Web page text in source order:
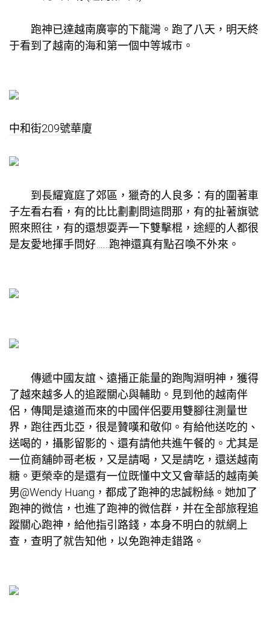
跑神已達越南廣寧的下龍灣。跑了八天，明天終
于看到了越南的海和第一個中等城市。
中和街209號華廈
到 長耀寬庭了郊區，獵奇的人良多：有的圍著車
子左看右看，有的比比劃劃問這問那，有的扯著旗號
照來照往，有的還想耍弄一下雙擊棍，途經的人都很
是友愛地揮手問好……跑神還真有點召喚不外來。
傳遞中國友誼、遠播正能量的跑陶淵明神，獲得
了越來越多人的追蹤關心與輔助。見到他的越南伴
侶，傳聞是遠道而來的中國伴侶要用雙腳往測量世
界，跑往西北亞，很是贊嘆和敬仰。有給他送吃的、
送喝的，攝影留影的、還有請他共進午餐的。尤其是
一位商舖帥哥老板，又是請喝，又是請吃，還送越南
糖。更榮幸的是還有一位既懂中文又會華話的越南美
男@Wendy Huang，都成了跑神的忠誠粉絲。她加了
跑神的微信，也進了跑神的微信群，并在全部旅程追
蹤關心跑神，給他指引路錢，本身不明白的就網上
查，查明了就告知他，以免跑神走錯路。